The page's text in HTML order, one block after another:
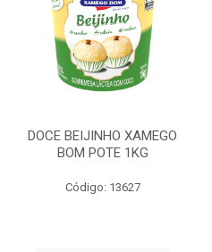
DOCE BEIJINHO XAMEGO
BOM POTE 1KG
Código: 13627